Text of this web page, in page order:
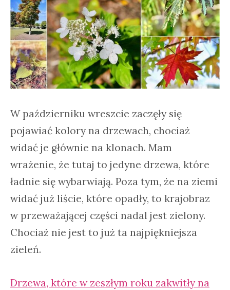
W październiku wreszcie zaczęły się
pojawiać kolory na drzewach, chociaż
widać je głównie na klonach. Mam
wrażenie, że tutaj to jedyne drzewa, które
ładnie się wybarwiają. Poza tym, że na ziemi
widać już liście, które opadły, to krajobraz
w przeważającej części nadal jest zielony.
Chociaż nie jest to już ta najpiękniejsza
zieleń.
Drzewa, które w zeszłym roku zakwitły na